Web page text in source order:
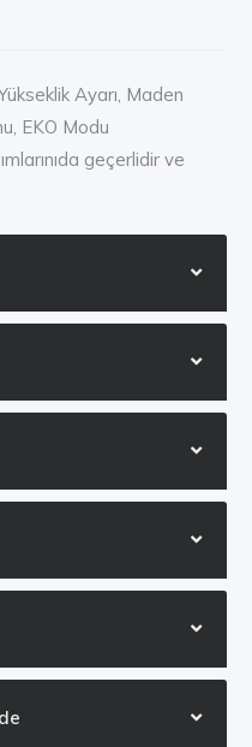
Ayarı, Maden
EKO Modu
geçerlidir ve